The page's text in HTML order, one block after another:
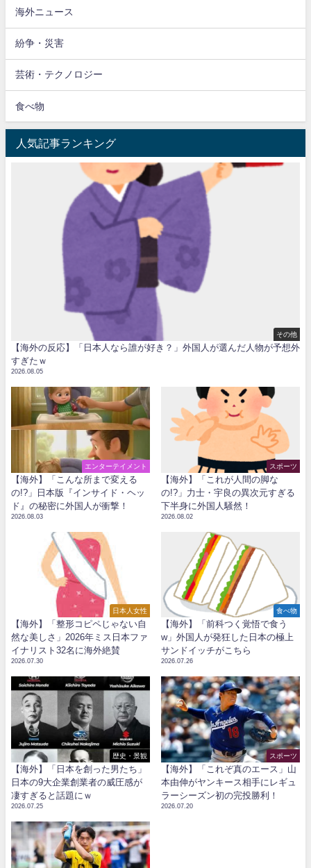
海外ニュース
紛争・災害
芸術・テクノロジー
食べ物
人気記事ランキング
その他
【海外の反応】「日本人なら誰が好き？」外国人が選んだ人物が予想外
すぎたｗ
2026.08.05
エンターテイメント
【海外】「こんな所まで変える
の!?」日本版『インサイド・ヘッ
ド』の秘密に外国人が衝撃！
2026.08.03
スポーツ
【海外】「これが人間の脚な
の!?」力士・宇良の異次元すぎる
下半身に外国人騒然！
2026.08.02
日本人女性
【海外】「整形コピペじゃない自
然な美しさ」2026年ミス日本ファ
イナリスト32名に海外絶賛
2026.07.30
食べ物
【海外】「前科つく覚悟で食う
w」外国人が発狂した日本の極上
サンドイッチがこちら
2026.07.26
歴史・景観
【海外】「日本を創った男たち」
日本の9大企業創業者の威圧感が
凄すぎると話題にｗ
2026.07.25
スポーツ
【海外】「これぞ真のエース」山
本由伸がヤンキース相手にレギュ
ラーシーズン初の完投勝利！
2026.07.20